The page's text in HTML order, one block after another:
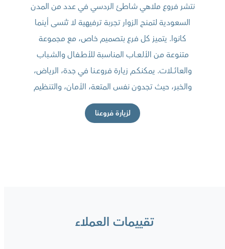
نتشر فروع ملاهي شاطئ الردسي في عدد من المدن
السعودية لتمنح الزوار تجربة ترفيهية لا تُنسى أينما
كانوا. يتميز كل فرع بتصميم خاص، مع مجموعة
متنوعة مـن الألـعــاب المناسبة للأطــفال والشــباب
والعائــــلات. يمكنكــم زيارة فروعــنا في جدة، الرياض،
والخبر، حيث تجدون نفس المتعة، الأمان، والتنظيم
لزيارة فروعنا
تقييمات العملاء